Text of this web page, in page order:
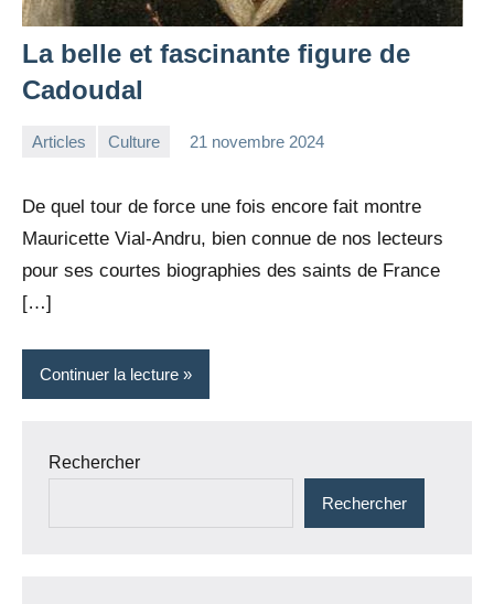
La belle et fascinante figure de
Cadoudal
Articles Culture 21 novembre 2024
De quel tour de force une fois encore fait montre
Mauricette Vial-Andru, bien connue de nos lecteurs
pour ses courtes biographies des saints de France
[…]
Continuer la lecture
Rechercher
Rechercher